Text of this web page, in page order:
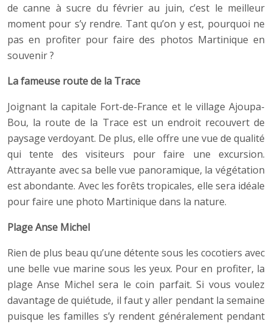
de canne à sucre du février au juin, c’est le meilleur
moment pour s’y rendre. Tant qu’on y est, pourquoi ne
pas en profiter pour faire des photos Martinique en
souvenir ?
La fameuse route de la Trace
Joignant la capitale Fort-de-France et le village Ajoupa-
Bou, la route de la Trace est un endroit recouvert de
paysage verdoyant. De plus, elle offre une vue de qualité
qui tente des visiteurs pour faire une excursion.
Attrayante avec sa belle vue panoramique, la végétation
est abondante. Avec les forêts tropicales, elle sera idéale
pour faire une photo Martinique dans la nature.
Plage Anse Michel
Rien de plus beau qu’une détente sous les cocotiers avec
une belle vue marine sous les yeux. Pour en profiter, la
plage Anse Michel sera le coin parfait. Si vous voulez
davantage de quiétude, il faut y aller pendant la semaine
puisque les familles s’y rendent généralement pendant